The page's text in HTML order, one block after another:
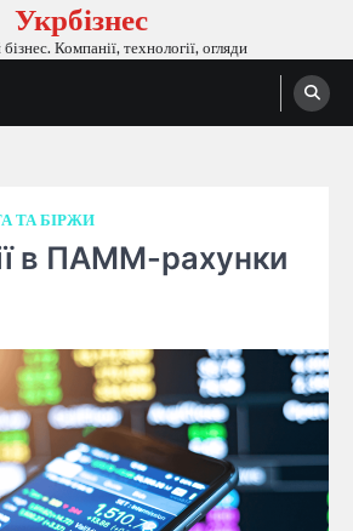
Укрбізнес
Компанії, технології, огляди
ТА БІРЖИ
в ПАММ-рахунки